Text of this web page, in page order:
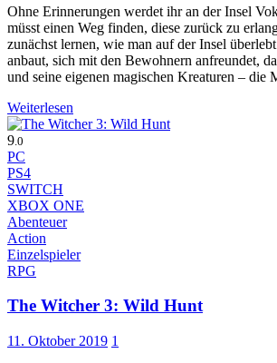
Ohne Erinnerungen werdet ihr an der Insel
müsst einen Weg finden, diese zurück zu
zunächst lernen, wie man auf der Insel
anbaut, sich mit den Bewohnern anfreundet,
und seine eigenen magischen Kreaturen – die
Weiterlesen
9 .0
PC
PS4
SWITCH
XBOX ONE
Abenteuer
Action
Einzelspieler
RPG
The Witcher 3: Wild Hunt
11. Oktober 2019 1